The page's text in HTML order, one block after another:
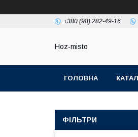
+380 (98) 282-49-16
Hoz-misto
ГОЛОВНА
ФІЛЬТРИ